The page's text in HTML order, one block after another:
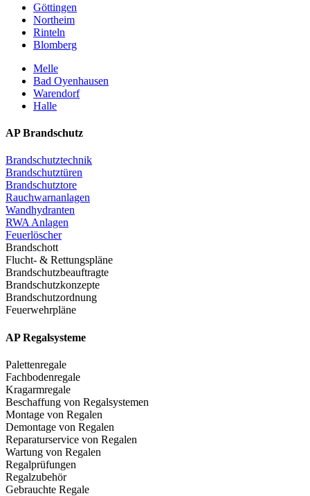
Göttingen
Northeim
Rinteln
Blomberg
Melle
Bad Oyenhausen
Warendorf
Halle
AP Brandschutz
Brandschutztechnik
Brandschutztüren
Brandschutztore
Rauchwarnanlagen
Wandhydranten
RWA Anlagen
Feuerlöscher
Brandschott
Flucht- & Rettungspläne
Brandschutzbeauftragte
Brandschutzkonzepte
Brandschutzordnung
Feuerwehrpläne
AP Regalsysteme
Palettenregale
Fachbodenregale
Kragarmregale
Beschaffung von Regalsystemen
Montage von Regalen
Demontage von Regalen
Reparaturservice von Regalen
Wartung von Regalen
Regalprüfungen
Regalzubehör
Gebrauchte Regale